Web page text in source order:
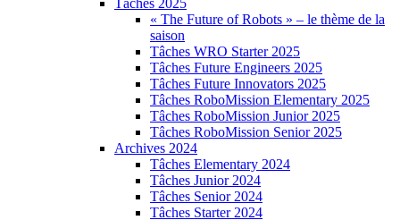
Tâches 2025
« The Future of Robots » – le thème de la
saison
Tâches WRO Starter 2025
Tâches Future Engineers 2025
Tâches Future Innovators 2025
Tâches RoboMission Elementary 2025
Tâches RoboMission Junior 2025
Tâches RoboMission Senior 2025
Archives 2024
Tâches Elementary 2024
Tâches Junior 2024
Tâches Senior 2024
Tâches Starter 2024